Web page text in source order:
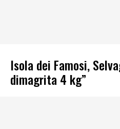
Isola dei Famosi,
dimagrita 4 kg”